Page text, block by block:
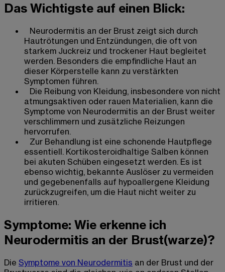
Das Wichtigste auf einen Blick:
Neurodermitis an der Brust zeigt sich durch
Hautrötungen und Entzündungen, die oft von
starkem Juckreiz und trockener Haut begleitet
werden. Besonders die empfindliche Haut an
dieser Körperstelle kann zu verstärkten
Symptomen führen.
Die Reibung von Kleidung, insbesondere von nicht
atmungsaktiven oder rauen Materialien, kann die
Symptome von Neurodermitis an der Brust weiter
verschlimmern und zusätzliche Reizungen
hervorrufen.
Zur Behandlung ist eine schonende Hautpflege
essentiell. Kortikosteroidhaltige Salben können
bei akuten Schüben eingesetzt werden. Es ist
ebenso wichtig, bekannte Auslöser zu vermeiden
und gegebenenfalls auf hypoallergene Kleidung
zurückzugreifen, um die Haut nicht weiter zu
irritieren.
Symptome: Wie erkenne ich
Neurodermitis an der Brust(warze)?
Die Symptome von Neurodermitis an der Brust und der